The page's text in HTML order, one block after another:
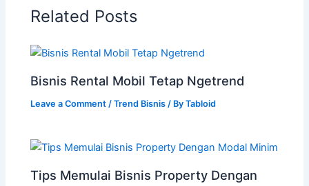
Related Posts
Bisnis Rental Mobil Tetap Ngetrend
Leave a Comment /Trend Bisnis / ByTabloid
Tips Memulai Bisnis Property Dengan